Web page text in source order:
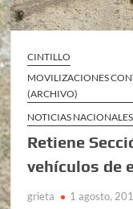
CINTILLO
MOVILIZACIONES
(ARCHIVO)
NOTICIAS NACIONALES
Retiene
vehículos de
grieta 1 agosto,